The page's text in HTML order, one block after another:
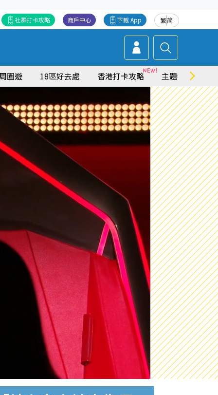
繁简
下載 App
商戶中心
社群打卡攻略
圍遊 18區好去處 香港打卡攻略 主題特集